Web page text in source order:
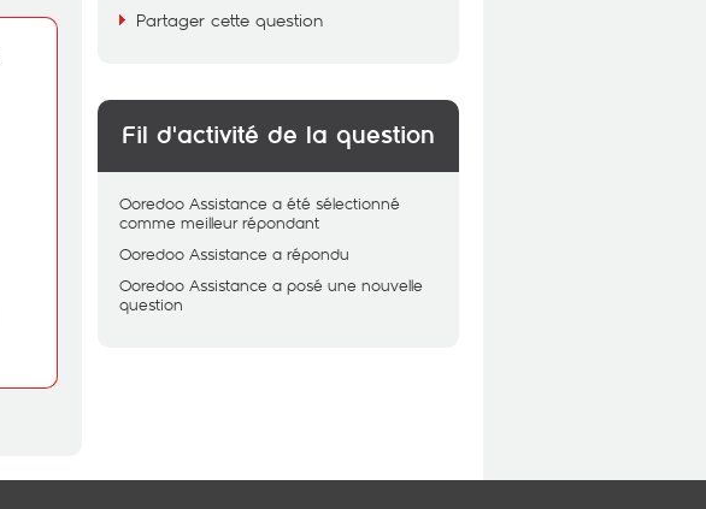
Partager cette question
Fil d'activité de la question
Ooredoo Assistance a été sélectionné
comme meilleur répondant
Ooredoo Assistance a répondu
Ooredoo Assistance a posé une nouvelle
question